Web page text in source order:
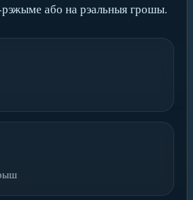
рэжыме або на рэальныя грошы.